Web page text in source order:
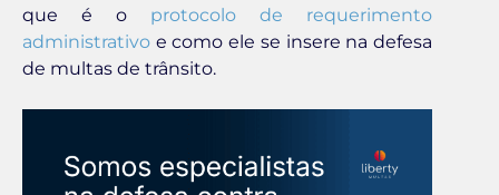
que é o protocolo de requerimento
administrativo e como ele se insere na defesa
de multas de trânsito.